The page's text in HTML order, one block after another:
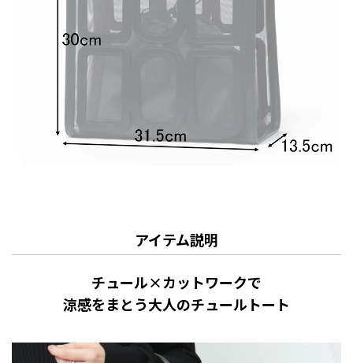
アイテム説明
チュール×カットワークで
涼感をまとう大人のチュールトート